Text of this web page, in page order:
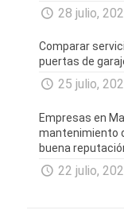
28 julio,
Comparar
puertas de
25 julio,
Empresas en
mantenimiento
buena
22 julio,